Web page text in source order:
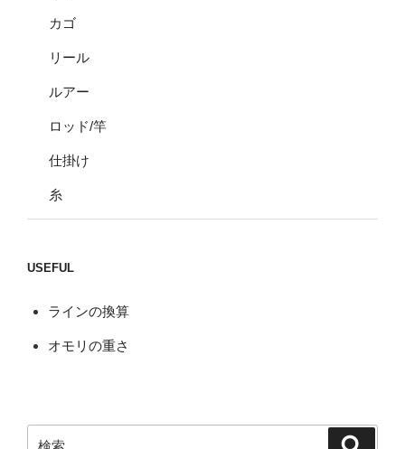
カゴ
リール
ルアー
ロッド/竿
仕掛け
糸
USEFUL
ラインの換算
オモリの重さ